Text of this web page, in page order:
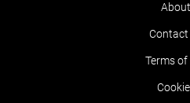
About
Contact
Terms of